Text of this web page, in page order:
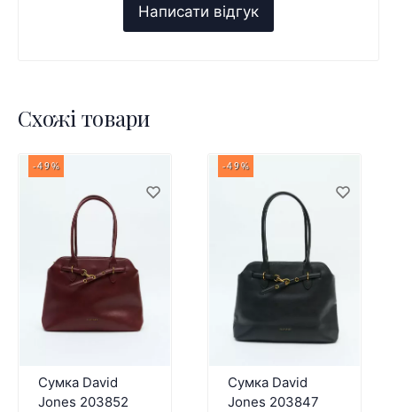
Схожі товари
-49%
Сумка David
Jones 203852
-49%
Сумка David
Jones 203847